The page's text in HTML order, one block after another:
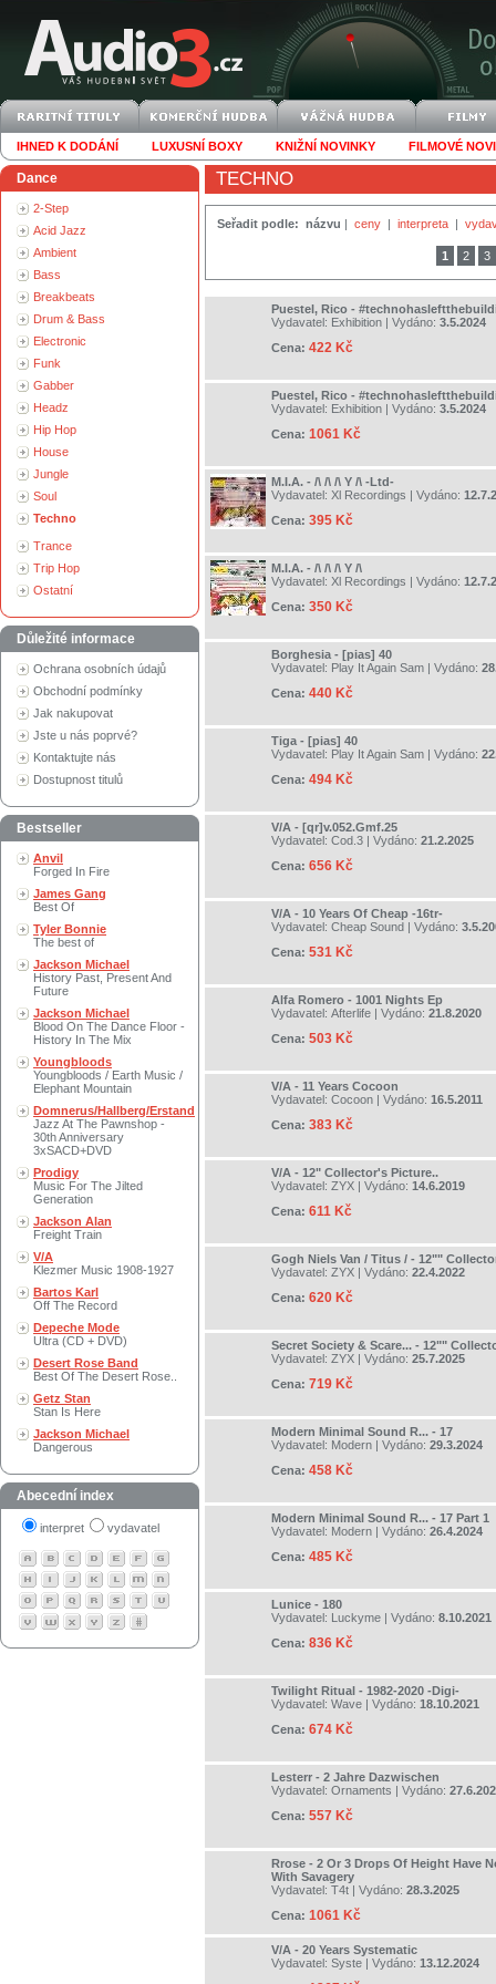
IHNED K DODÁNÍ LUXUSNÍ BOXY KNIŽNÍ NOVINKY FILMOVÉ
Dance
2-Step
Acid Jazz
Ambient
Bass
Breakbeats
Drum & Bass
Electronic
Funk
Gabber
Headz
Hip Hop
House
Jungle
Soul
Techno
Trance
Trip Hop
Ostatní
Důležité informace
Ochrana osobních údajů
Obchodní podmínky
Jak nakupovat
Jste u nás poprvé?
Kontaktujte nás
Dostupnost titulů
Bestseller
Anvil
Forged In Fire
James Gang
Best Of
Tyler Bonnie
The best of
Jackson Michael
History Past, Present And
Future
Jackson Michael
Blood On The Dance Floor -
History In The Mix
Youngbloods
Youngbloods / Earth Music /
Elephant Mountain
Domnerus/Hallberg/Erstand
Jazz At The Pawnshop -
30th Anniversary
3xSACD+DVD
Prodigy
Music For The Jilted
Generation
Jackson Alan
Freight Train
V/A
Klezmer Music 1908-1927
Bartos Karl
Off The Record
Depeche Mode
Ultra (CD + DVD)
Desert Rose Band
Best Of The Desert Rose..
Getz Stan
Stan Is Here
Jackson Michael
Dangerous
Abecední index
interpret vydavatel
TECHNO
Seřadit podle: názvu | ceny | interpreta |
1 2 3
Puestel, Rico -
Vydavatel: Exhibition | Vydáno: 3.5.2024
Cena: 422 Kč
Puestel, Rico -
Vydavatel: Exhibition | Vydáno: 3.5.2024
Cena: 1061 Kč
M.I.A. - /\ /\ /\ Y /\ -Ltd-
Vydavatel: Xl Recordings | Vydáno:
Cena: 395 Kč
M.I.A. - /\ /\ /\ Y /\
Vydavatel: Xl Recordings | Vydáno:
Cena: 350 Kč
Borghesia - [pias] 40
Vydavatel: Play It Again Sam | Vydáno:
Cena: 440 Kč
Tiga - [pias] 40
Vydavatel: Play It Again Sam | Vydáno:
Cena: 494 Kč
V/A - [qr]v.052.Gmf.25
Vydavatel: Cod.3 | Vydáno: 21.2.2025
Cena: 656 Kč
V/A - 10 Years Of Cheap -16tr-
Vydavatel: Cheap Sound | Vydáno:
Cena: 531 Kč
Alfa Romero - 1001 Nights Ep
Vydavatel: Afterlife | Vydáno: 21.8.2020
Cena: 503 Kč
V/A - 11 Years Cocoon
Vydavatel: Cocoon | Vydáno: 16.5.2011
Cena: 383 Kč
V/A - 12" Collector's Picture..
Vydavatel: ZYX | Vydáno: 14.6.2019
Cena: 611 Kč
Gogh Niels Van / Titus / - 12""
Vydavatel: ZYX | Vydáno: 22.4.2022
Cena: 620 Kč
Secret Society & Scare... - 12""
Vydavatel: ZYX | Vydáno: 25.7.2025
Cena: 719 Kč
Modern Minimal Sound R... - 17
Vydavatel: Modern | Vydáno: 29.3.2024
Cena: 458 Kč
Modern Minimal Sound R... - 17 Part 1
Vydavatel: Modern | Vydáno: 26.4.2024
Cena: 485 Kč
Lunice - 180
Vydavatel: Luckyme | Vydáno: 8.10.2021
Cena: 836 Kč
Twilight Ritual - 1982-2020 -Digi-
Vydavatel: Wave | Vydáno: 18.10.2021
Cena: 674 Kč
Lesterr - 2 Jahre Dazwischen
Vydavatel: Ornaments | Vydáno:
Cena: 557 Kč
Rrose - 2 Or 3 Drops Of Height Have
With Savagery
Vydavatel: T4t | Vydáno: 28.3.2025
Cena: 1061 Kč
V/A - 20 Years Systematic
Vydavatel: Syste | Vydáno: 13.12.2024